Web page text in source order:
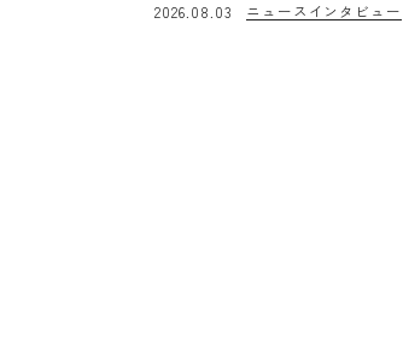
2026.08.03 ニュース インタビュー